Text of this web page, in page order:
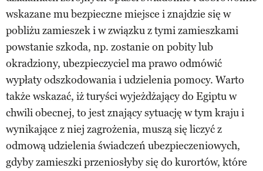
wskazane mu bezpieczne miejsce i znajdzie się w
pobliżu zamieszek i w związku z tymi zamieszkami
powstanie szkoda, np. zostanie on pobity lub
okradziony, ubezpieczyciel ma prawo odmówić
wypłaty odszkodowania i udzielenia pomocy. Warto
także wskazać, iż turyści wyjeżdżający do Egiptu w
chwili obecnej, to jest znający sytuację w tym kraju i
wynikające z niej zagrożenia, muszą się liczyć z
odmową udzielenia świadczeń ubezpieczeniowych,
gdyby zamieszki przeniosłyby się do kurortów, które